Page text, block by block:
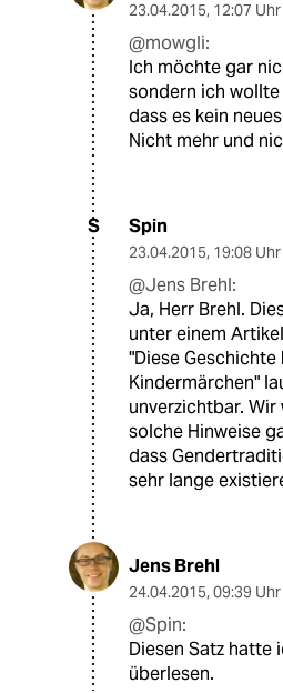
23.04.2015, 12:07 Uhr
@mowgli:
Ich möchte gar
sondern ich
dass es kein
Nicht mehr und
S Spin
23.04.2015, 19:08 Uhr
@Jens Brehl:
Ja, Herr Brehl.
unter einem
"Diese Geschichte
Kindermärchen"
unverzichtbar.
solche Hinweise
dass
sehr lange
Jens Brehl
24.04.2015, 09:39 Uhr
@Spin:
Diesen Satz hatte
überlesen.